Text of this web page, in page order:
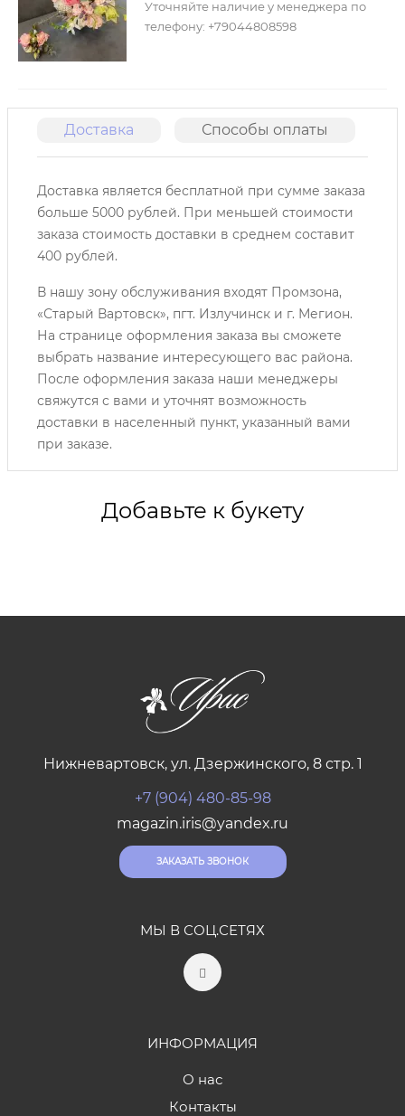
Уточняйте наличие у менеджера по
телефону: +79044808598
Доставка Способы оплаты
Доставка является бесплатной при сумме заказа
больше 5000 рублей. При меньшей стоимости
заказа стоимость доставки в среднем составит
400 рублей.
В нашу зону обслуживания входят Промзона,
«Старый Вартовск», пгт. Излучинск и г. Мегион.
На странице оформления заказа вы сможете
выбрать название интересующего вас района.
После оформления заказа наши менеджеры
свяжутся с вами и уточнят возможность
доставки в населенный пункт, указанный вами
при заказе.
Добавьте к букету
Нижневартовск, ул. Дзержинского, 8 стр. 1
+7 (904) 480-85-98
magazin.iris@yandex.ru
ЗАКАЗАТЬ ЗВОНОК
МЫ В СОЦ.СЕТЯХ
ИНФОРМАЦИЯ
О нас
Контакты